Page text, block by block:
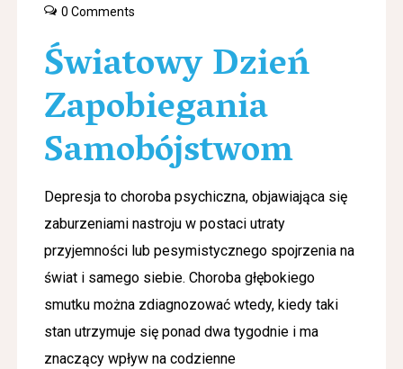
0 Comments
Światowy Dzień
Zapobiegania
Samobójstwom
Depresja to choroba psychiczna, objawiająca się
zaburzeniami nastroju w postaci utraty
przyjemności lub pesymistycznego spojrzenia na
świat i samego siebie. Choroba głębokiego
smutku można zdiagnozować wtedy, kiedy taki
stan utrzymuje się ponad dwa tygodnie i ma
znaczący wpływ na codzienne